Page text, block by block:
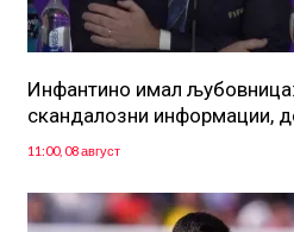
Инфантино имал
скандалозни информации,
11:00, 08 август